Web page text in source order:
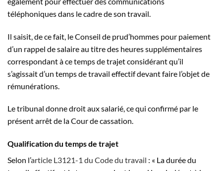
téléphoniques dans le cadre de son travail.
Il saisit, de ce fait, le Conseil de prud’hommes pour paiement
d’un rappel de salaire au titre des heures supplémentaires
correspondant à ce temps de trajet considérant qu’il
s’agissait d’un temps de travail effectif devant faire l’objet de
rémunérations.
Le tribunal donne droit aux salarié, ce qui confirmé par le
présent arrêt de la Cour de cassation.
Qualification du temps de trajet
Selon l’article L3121-1 du Code du travail : « La durée du